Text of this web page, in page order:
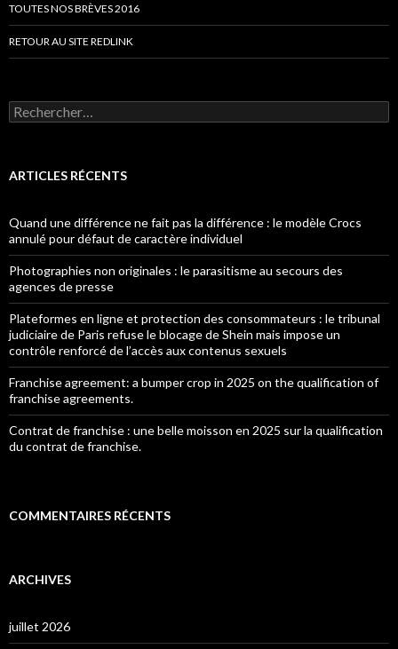
TOUTES NOS BRÈVES 2016
RETOUR AU SITE REDLINK
Rechercher :
ARTICLES RÉCENTS
Quand une différence ne fait pas la différence : le modèle Crocs
annulé pour défaut de caractère individuel
Photographies non originales : le parasitisme au secours des
agences de presse
Plateformes en ligne et protection des consommateurs : le tribunal
judiciaire de Paris refuse le blocage de Shein mais impose un
contrôle renforcé de l’accès aux contenus sexuels
Franchise agreement: a bumper crop in 2025 on the qualification of
franchise agreements.
Contrat de franchise : une belle moisson en 2025 sur la qualification
du contrat de franchise.
COMMENTAIRES RÉCENTS
ARCHIVES
juillet 2026